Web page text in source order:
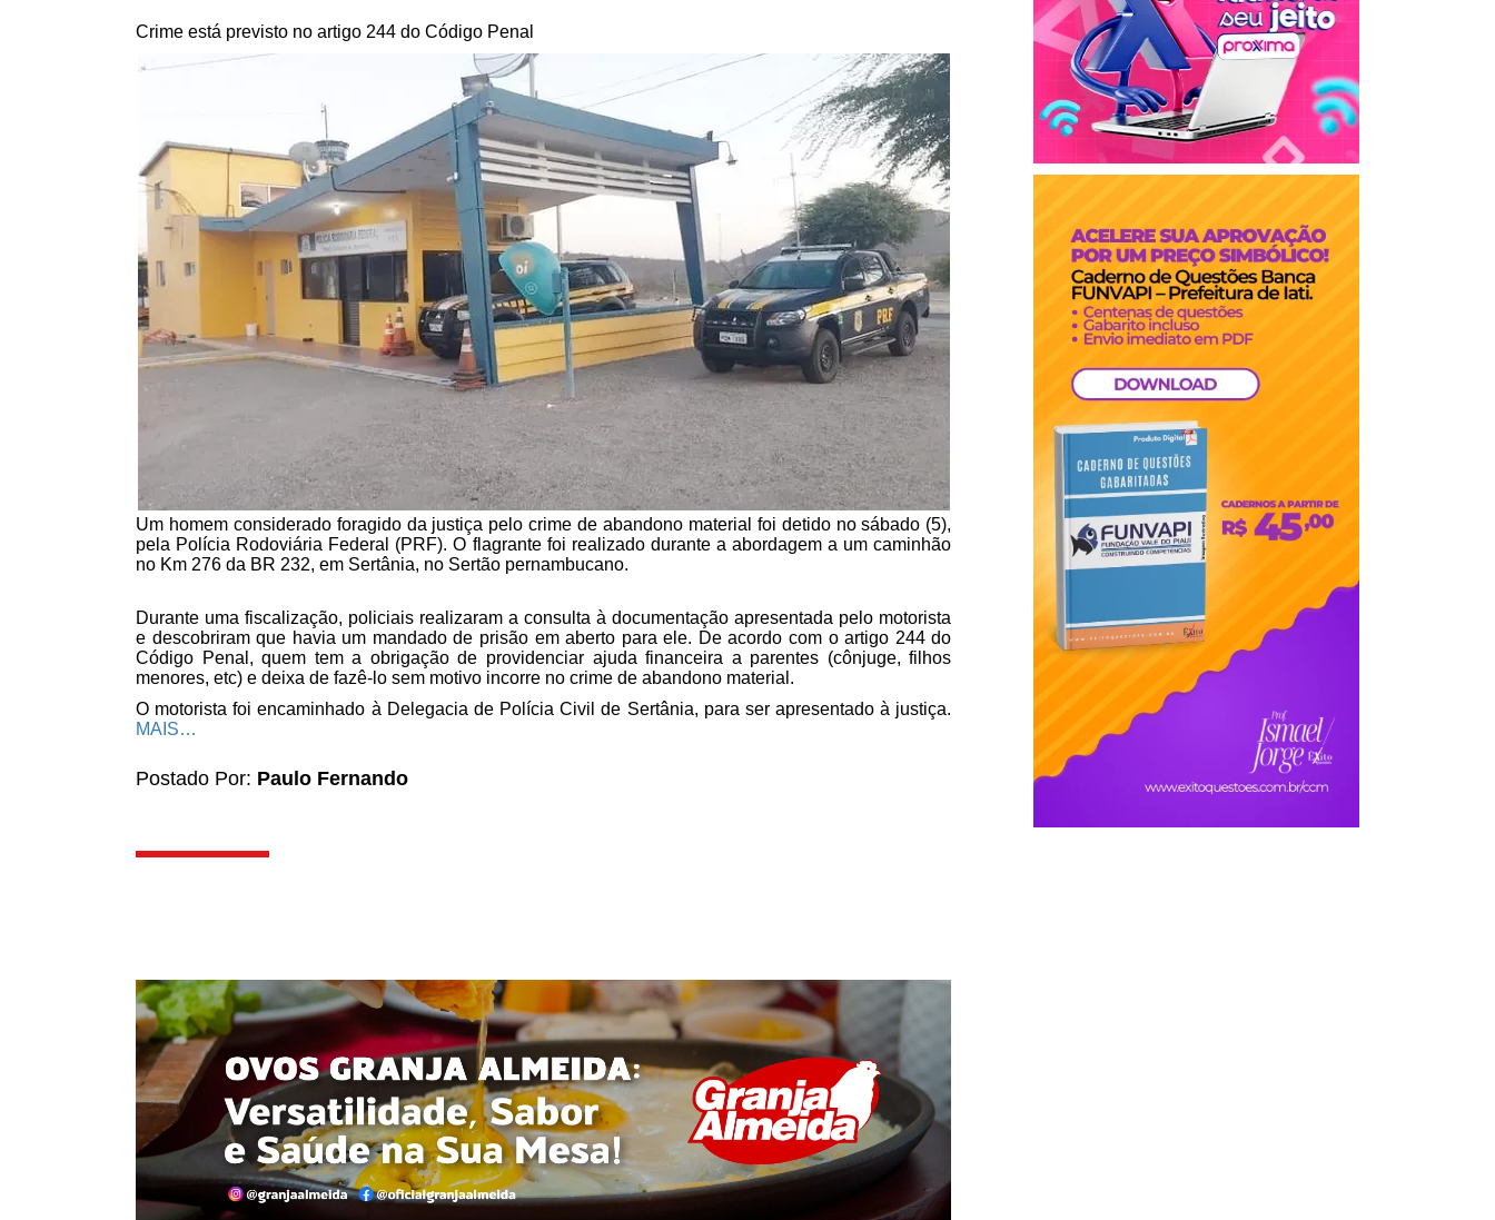
Crime está previsto no artigo 244 do Código Penal
Um homem considerado foragido da justiça pelo crime de abandono material foi detido no sábado (5),
pela Polícia Rodoviária Federal (PRF). O flagrante foi realizado durante a abordagem a um caminhão
no Km 276 da BR 232, em Sertânia, no Sertão pernambucano.
Durante uma fiscalização, policiais realizaram a consulta à documentação apresentada pelo motorista
e descobriram que havia um mandado de prisão em aberto para ele. De acordo com o artigo 244 do
Código Penal, quem tem a obrigação de providenciar ajuda financeira a parentes (cônjuge, filhos
menores, etc) e deixa de fazê-lo sem motivo incorre no crime de abandono material.
O motorista foi encaminhado à Delegacia de Polícia Civil de Sertânia, para ser apresentado à justiça.
MAIS…
Postado Por: Paulo Fernando